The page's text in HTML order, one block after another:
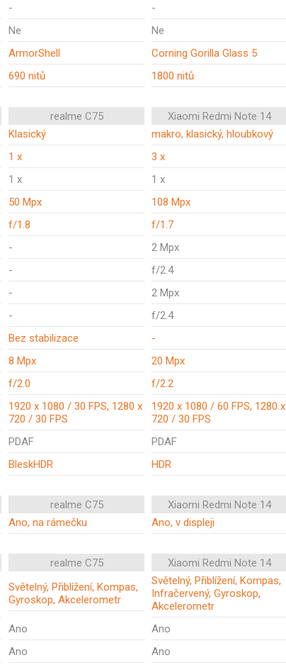
- -
Ne Ne
ArmorShell Corning Gorilla Glass 5
690 nitů 1800 nitů
realme C75 Xiaomi Redmi Note 14
Klasický makro, klasický, hloubkový
1 x 3 x
1 x 1 x
50 Mpx 108 Mpx
f/1.8 f/1.7
- 2 Mpx
- f/2.4
- 2 Mpx
- f/2.4
Bez stabilizace -
8 Mpx 20 Mpx
f/2.0 f/2.2
1920 x 1080 / 30 FPS, 1280 x
720 / 30 FPS
1920 x 1080 / 60 FPS, 1280 x
720 / 30 FPS
PDAF PDAF
BleskHDR HDR
realme C75 Xiaomi Redmi Note 14
Ano, na rámečku Ano, v displeji
realme C75 Xiaomi Redmi Note 14
Světelný, Přiblížení, Kompas,
Gyroskop, Akcelerometr
Světelný, Přiblížení, Kompas,
Infračervený, Gyroskop,
Akcelerometr
Ano Ano
Ano Ano